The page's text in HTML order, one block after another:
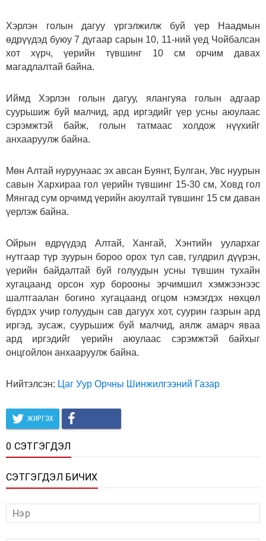
Хэрлэн голын дагуу үргэлжилж буй үер Наадмын
өдрүүдэд буюу 7 дугаар сарын 10, 11-ний үед Чойбалсан
хот хүрч, үерийн түвшинг 10 см орчим давах
магадлалтай байна.
Иймд Хэрлэн голын дагуу, ялангуяа голын адгаар
суурьшиж буй малчид, ард иргэдийг үер усны аюулаас
сэрэмжтэй байж, голын татмаас холдож нүүхийг
анхааруулж байна.
Мөн Алтай нуруунаас эх авсан Буянт, Булган, Увс нуурын
савын Хархираа гол үерийн түвшинг 15-30 см, Ховд гол
Мянгад сум орчимд үерийн аюултай түвшинг 15 см даван
үерлэж байна.
Ойрын өдрүүдэд Алтай, Хангай, Хэнтийн уулархаг
нутгаар түр зуурын бороо орох тул сав, гулдрил дүүрэн,
үерийн байдалтай буй голуудын усны түвшин тухайн
хугацаанд орсон хур борооны эрчимшил хэмжээнээс
шалтгаалан богино хугацаанд огцом нэмэгдэх нөхцөл
бүрдэх учир голуудын сав дагуух хот, суурин газрын ард
иргэд, зусаж, суурьшиж буй малчид, аялж амарч яваа
ард иргэдийг үерийн аюулаас сэрэмжтэй байхыг
онцгойлон анхааруулж байна.
Нийтэлсэн: Цаг Уур Орчны Шинжилгээний Газар
ЖИРГЭХ
0 СЭТГЭГДЭЛ
СЭТГЭГДЭЛ БИЧИХ